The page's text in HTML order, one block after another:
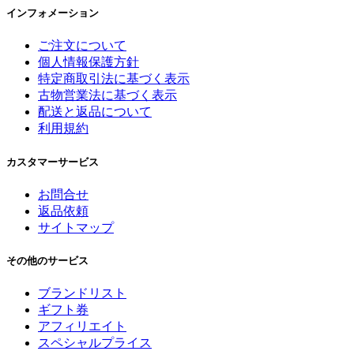
インフォメーション
ご注文について
個人情報保護方針
特定商取引法に基づく表示
古物営業法に基づく表示
配送と返品について
利用規約
カスタマーサービス
お問合せ
返品依頼
サイトマップ
その他のサービス
ブランドリスト
ギフト券
アフィリエイト
スペシャルプライス